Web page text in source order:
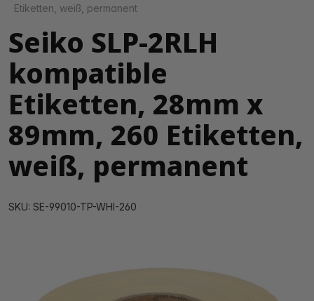
Etiketten, weiß, permanent
Seiko SLP-2RLH
kompatible
Etiketten, 28mm x
89mm, 260 Etiketten,
weiß, permanent
SKU: SE-99010-TP-WHI-260